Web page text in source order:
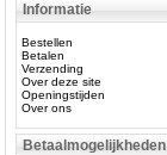
Informatie
Bestellen
Betalen
Verzending
Over deze site
Openingstijden
Over ons
Betaalmogelijkheden